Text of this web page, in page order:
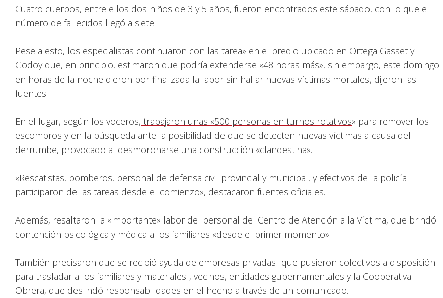
Cuatro cuerpos, entre ellos dos niños de 3 y 5 años, fueron encontrados este sábado, con lo que el
número de fallecidos llegó a siete.
Pese a esto, los especialistas continuaron con las tarea» en el predio ubicado en Ortega Gasset y
Godoy que, en principio, estimaron que podría extenderse «48 horas más», sin embargo, este domingo
en horas de la noche dieron por finalizada la labor sin hallar nuevas víctimas mortales, dijeron las
fuentes.
En el lugar, según los voceros, trabajaron unas «500 personas en turnos rotativos» para remover los
escombros y en la búsqueda ante la posibilidad de que se detecten nuevas víctimas a causa del
derrumbe, provocado al desmoronarse una construcción «clandestina».
«Rescatistas, bomberos, personal de defensa civil provincial y municipal, y efectivos de la policía
participaron de las tareas desde el comienzo», destacaron fuentes oficiales.
Además, resaltaron la «importante» labor del personal del Centro de Atención a la Víctima, que brindó
contención psicológica y médica a los familiares «desde el primer momento».
También precisaron que se recibió ayuda de empresas privadas -que pusieron colectivos a disposición
para trasladar a los familiares y materiales-, vecinos, entidades gubernamentales y la Cooperativa
Obrera, que deslindó responsabilidades en el hecho a través de un comunicado.